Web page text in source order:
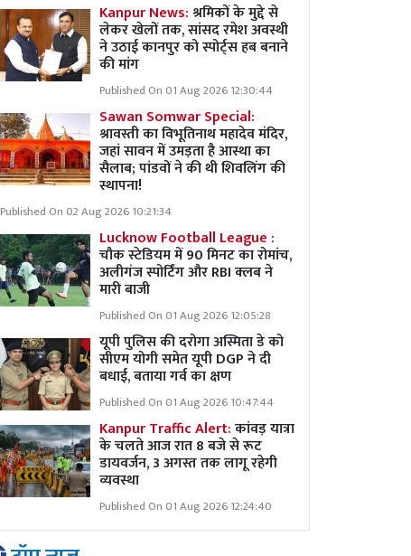
Kanpur News:श्रमिकों के मुद्दे से
लेकर खेलों तक, सांसद रमेश अवस्थी
ने उठाई कानपुर को स्पोर्ट्स हब बनाने
की मांग
Published On 01 Aug 2026 12:30:44
Sawan Somwar Special:
श्रावस्ती का विभूतिनाथ महादेव मंदिर,
जहां सावन में उमड़ता है आस्था का
सैलाब; पांडवों ने की थी शिवलिंग की
स्थापना!
Published On 02 Aug 2026 10:21:34
Lucknow Football League :
चौक स्टेडियम में 90 मिनट का रोमांच,
अलीगंज स्पोर्टिंग और RBI क्लब ने
मारी बाजी
Published On 01 Aug 2026 12:05:28
यूपी पुलिस की दरोगा अस्मिता डे को
सीएम योगी समेत यूपी DGP ने दी
बधाई, बताया गर्व का क्षण
Published On 01 Aug 2026 10:47:44
Kanpur Traffic Alert:कांवड़ यात्रा
के चलते आज रात 8 बजे से रूट
डायवर्जन, 3 अगस्त तक लागू रहेगी
व्यवस्था
Published On 01 Aug 2026 12:24:40